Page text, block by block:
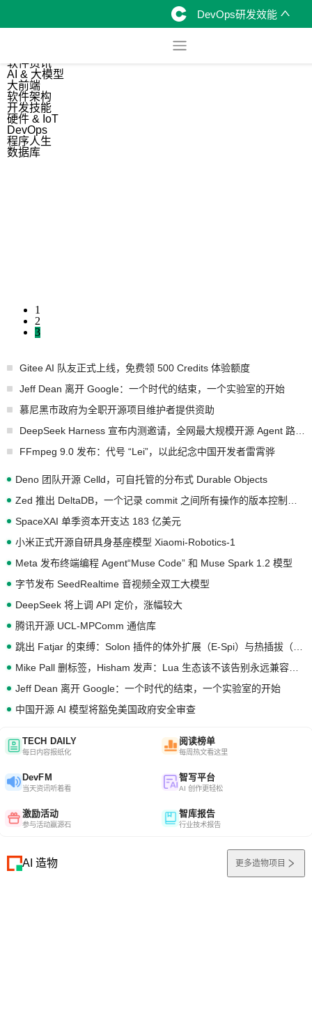
DevOps研发效能
软件资讯
AI & 大模型
大前端
软件架构
开发技能
硬件 & IoT
DevOps
程序人生
数据库
1
2
3
Gitee AI 队友正式上线，免费领 500 Credits 体验额度
Jeff Dean 离开 Google：一个时代的结束，一个实验室的开始
慕尼黑市政府为全职开源项目维护者提供资助
FFmpeg 9.0 发布：代号 “Lei”，以此纪念中国开发者雷霄骅
Deno 团队开源 Celld，可自托管的分布式 Durable Objects
SpaceXAI 单季资本开支达 183 亿美元
小米正式开源自研具身基座模型 Xiaomi-Robotics-1
Meta 发布终端编程 Agent“Muse Code” 和 Muse Spark 1.2 模型
字节发布 SeedRealtime 音视频全双工大模型
DeepSeek 将上调 API 定价，涨幅较大
腾讯开源 UCL-MPComm 通信库
Jeff Dean 离开 Google：一个时代的结束，一个实验室的开始
中国开源 AI 模型将豁免美国政府安全审查
TECH DAILY
每日内容报纸化
阅读榜单
每周热文看这里
DevFM
当天资讯听着看
智写平台
AI 创作更轻松
激励活动
参与活动赢源石
智库报告
行业技术报告
AI 造物 更多造物项目